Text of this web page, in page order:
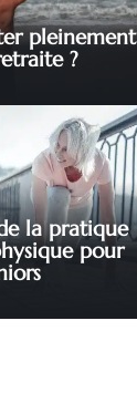
pleinement
?
la pratique
pour